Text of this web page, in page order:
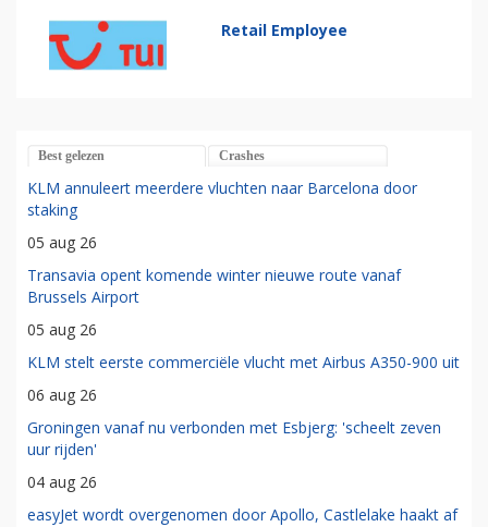
Retail Employee
Best gelezen Crashes
KLM annuleert meerdere vluchten naar Barcelona door
staking
05 aug 26
Transavia opent komende winter nieuwe route vanaf
Brussels Airport
05 aug 26
KLM stelt eerste commerciële vlucht met Airbus A350-900 uit
06 aug 26
Groningen vanaf nu verbonden met Esbjerg: 'scheelt zeven
uur rijden'
04 aug 26
easyJet wordt overgenomen door Apollo, Castlelake haakt af